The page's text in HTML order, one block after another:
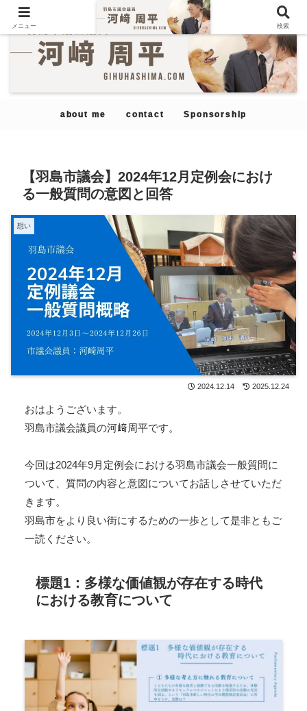
about me contact Sponsorship
【羽島市議会】2024年12月定例会におけ
る一般質問の意図と回答
想い
2024.12.14 2025.12.24
おはようございます。
羽島市議会議員の河﨑周平です。
今回は2024年9月定例会における羽島市議会一般質問に
ついて、質問の内容と意図についてお話しさせていただ
きます。
羽島市をより良い街にするための一歩として是非ともご
一読ください。
標題1：多様な価値観が存在する時代
における教育について
メニュー 検索